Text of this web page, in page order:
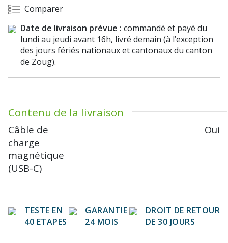
Contenu de la livraison
Câble de
charge
magnétique
(USB-C)
Oui
TESTE EN
40 ETAPES
GARANTIE
24 MOIS
DROIT DE RETOUR
DE 30 JOURS
Comparer
Date de livraison prévue : commandé et payé du
lundi au jeudi avant 16h, livré demain (à l’exception
des jours fériés nationaux et cantonaux du canton
de Zoug).